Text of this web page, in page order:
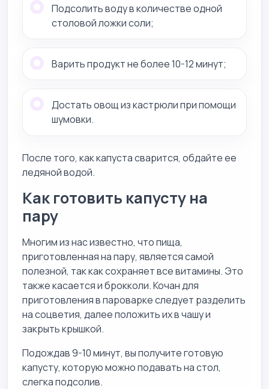
Подсолить воду в количестве одной
столовой ложки соли;
Варить продукт не более 10-12 минут;
Достать овощ из кастрюли при помощи
шумовки.
После того, как капуста сварится, обдайте ее
ледяной водой.
Как готовить капусту на
пару
Многим из нас известно, что пища,
приготовленная на пару, является самой
полезной, так как сохраняет все витамины. Это
также касается и брокколи. Кочан для
приготовления в пароварке следует разделить
на соцветия, далее положить их в чашу и
закрыть крышкой.
Подождав 9-10 минут, вы получите готовую
капусту, которую можно подавать на стол,
слегка подсолив.